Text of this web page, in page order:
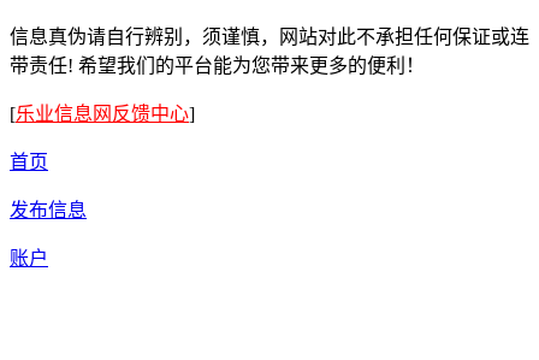
信息真伪请自行辨别，须谨慎，网站对此不承担任何保证或连
带责任! 希望我们的平台能为您带来更多的便利！
[乐业信息网反馈中心]
首页
发布信息
账户